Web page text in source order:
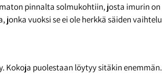
pinnalta solmukohtiin, josta imurin
vuoksi se ei ole herkkä säiden
puolestaan löytyy sitäkin